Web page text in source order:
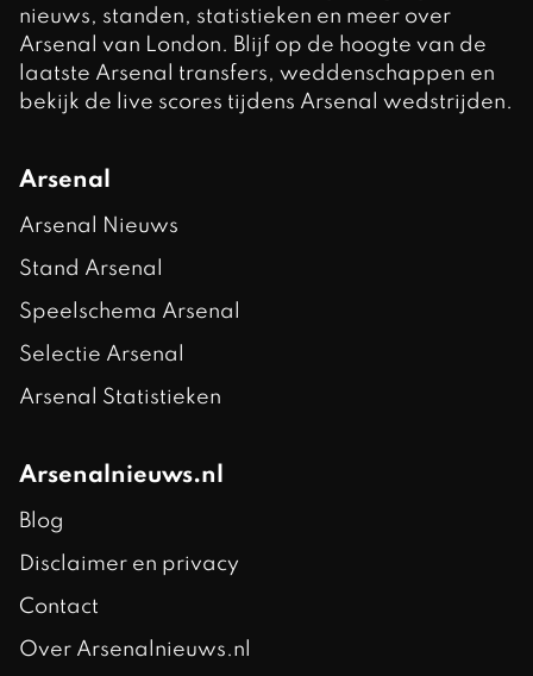
nieuws, standen, statistieken en meer over
Arsenal van London. Blijf op de hoogte van de
laatste Arsenal transfers, weddenschappen en
bekijk de live scores tijdens Arsenal wedstrijden.
Arsenal
Arsenal Nieuws
Stand Arsenal
Speelschema Arsenal
Selectie Arsenal
Arsenal Statistieken
Arsenalnieuws.nl
Blog
Disclaimer en privacy
Contact
Over Arsenalnieuws.nl